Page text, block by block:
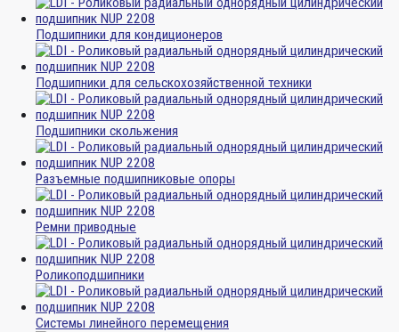
Подшипники для кондиционеров
Подшипники для сельскохозяйственной техники
Подшипники скольжения
Разъемные подшипниковые опоры
Ремни приводные
Роликоподшипники
Системы линейного перемещения